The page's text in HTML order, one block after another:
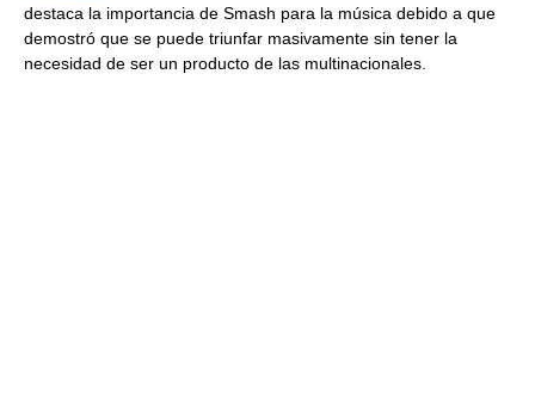
destaca la importancia de Smash para la música debido a que
demostró que se puede triunfar masivamente sin tener la
necesidad de ser un producto de las multinacionales.